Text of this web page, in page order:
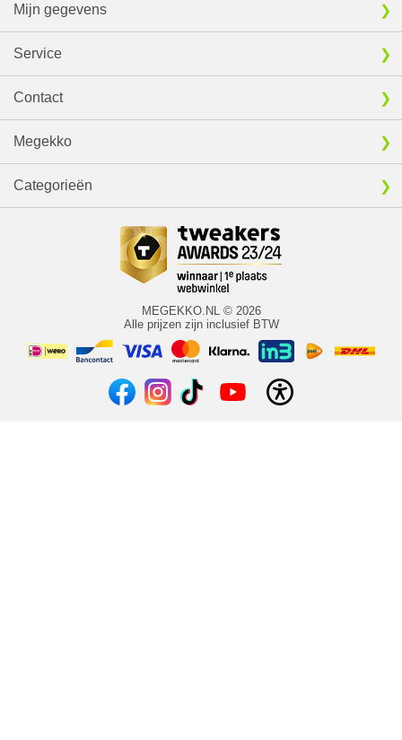
Mijn gegevens
Service
Contact
Megekko
Categorieën
MEGEKKO.NL © 2026
Alle prijzen zijn inclusief BTW